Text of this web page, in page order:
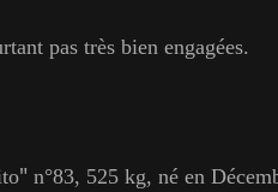
pas très bien engagées.
" n°83, 525 kg, né en